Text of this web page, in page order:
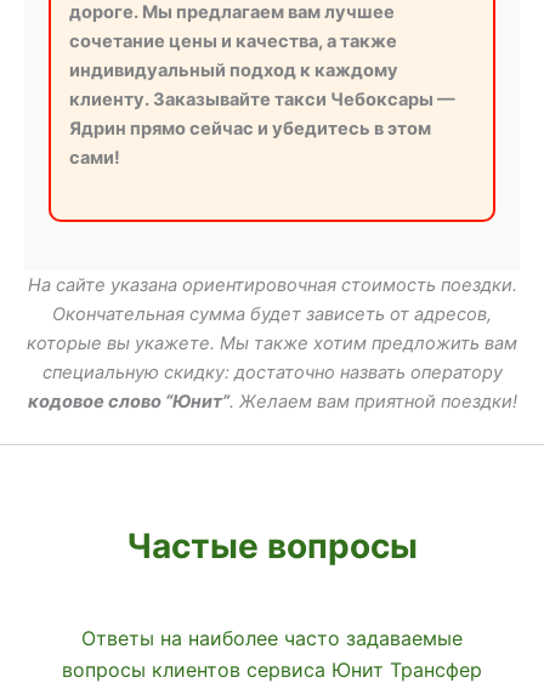
дороге. Мы предлагаем вам лучшее
сочетание цены и качества, а также
индивидуальный подход к каждому
клиенту. Заказывайте такси Чебоксары —
Ядрин прямо сейчас и убедитесь в этом
сами!
На сайте указана ориентировочная стоимость поездки.
Окончательная сумма будет зависеть от адресов,
которые вы укажете. Мы также хотим предложить вам
специальную скидку: достаточно назвать оператору
кодовое слово “Юнит”. Желаем вам приятной поездки!
Частые вопросы
Ответы на наиболее часто задаваемые
вопросы клиентов сервиса Юнит Трансфер